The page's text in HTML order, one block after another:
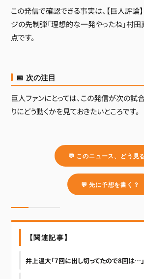
この発信で確認できる事実は、【巨人評論
ジの先制弾「理想的な一発やったね」村
点です。
📅 次の注目
巨人ファンにとっては、この発信が次の試
りにどう動くかを見ておきたいところです。
💬 このニュース、どう見
💬 先に予想を書く？
【関連記事】
井上温大「7回に出し切ってたので8回は…」